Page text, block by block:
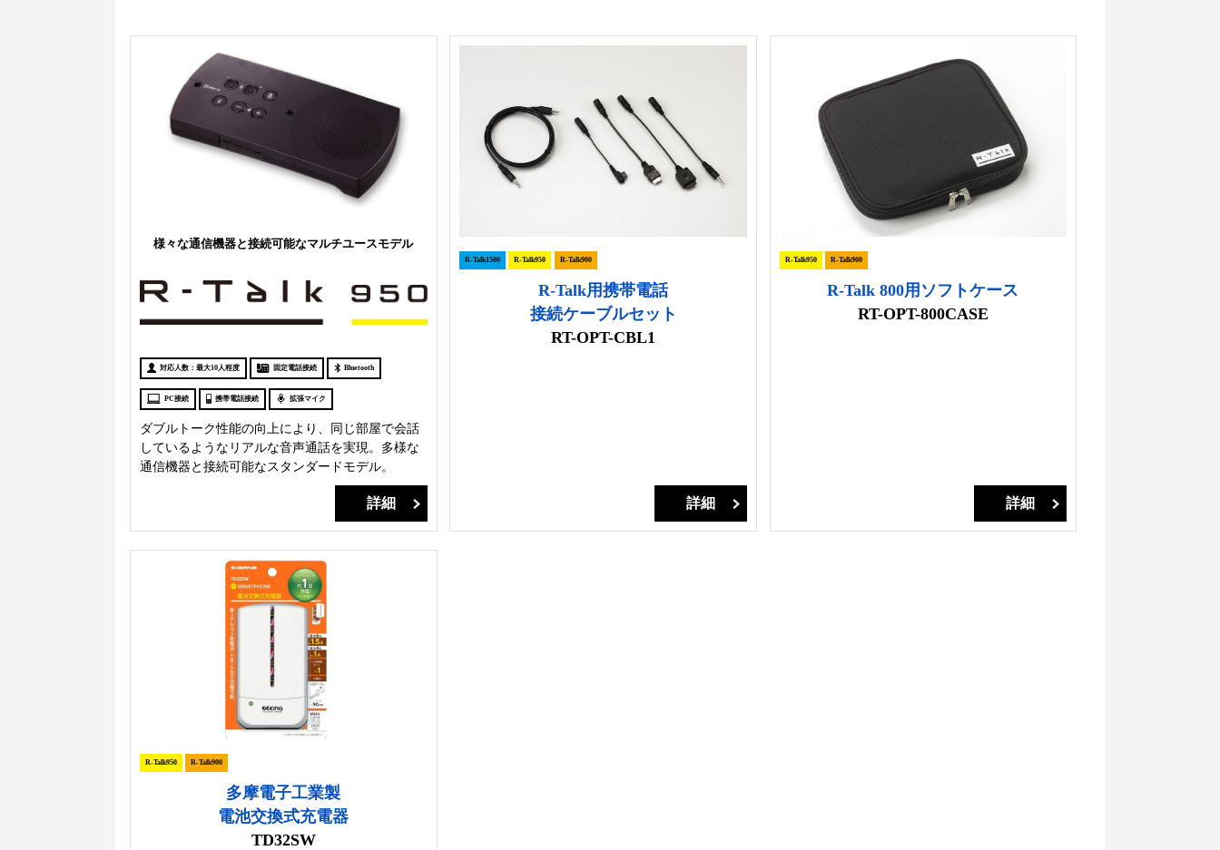
様々な通信機器と接続可能なマルチユースモデル
対応人数：最大10人程度 固定電話接続 Bluetooth
PC接続 携帯電話接続 拡張マイク
ダブルトーク性能の向上により、同じ部屋で会話
しているようなリアルな音声通話を実現。多様な
通信機器と接続可能なスタンダードモデル。
詳細
R-Talk1500 R-Talk950 R-Talk900
R-Talk用携帯電話
接続ケーブルセット
RT-OPT-CBL1
詳細
R-Talk950 R-Talk900
R-Talk 800用ソフトケース
RT-OPT-800CASE
詳細
R-Talk950 R-Talk900
多摩電子工業製
電池交換式充電器
TD32SW